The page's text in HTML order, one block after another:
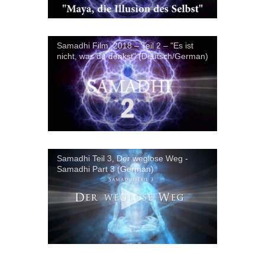
Samadhi Film, 2018 – Teil 2 – "Es ist
nicht, was du denkst" (Deutsch/German)
Samadhi Teil 3, Der weglose Weg -
Samadhi Part 3 (German)